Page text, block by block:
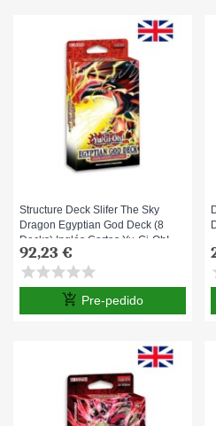
Structure Deck Slifer The Sky
Dragon Egyptian God Deck (8
Decks) Inglés Cartas Yu-Gi-Oh!
92,23 €
starstarstarstarstar
add_shopping_cart Pre-pedido